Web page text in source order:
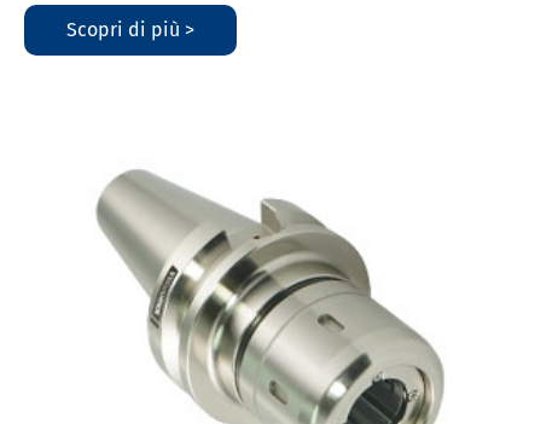
Scopri di più >